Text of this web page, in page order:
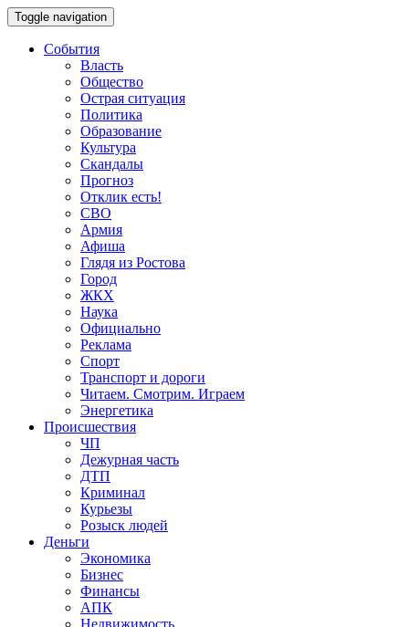
Toggle navigation
События
Власть
Общество
Острая ситуация
Политика
Образование
Культура
Скандалы
Прогноз
Отклик есть!
СВО
Армия
Афиша
Глядя из Ростова
Город
ЖКХ
Наука
Официально
Реклама
Спорт
Транспорт и дороги
Читаем. Смотрим. Играем
Энергетика
Происшествия
ЧП
Дежурная часть
ДТП
Криминал
Курьезы
Розыск людей
Деньги
Экономика
Бизнес
Финансы
АПК
Недвижимость